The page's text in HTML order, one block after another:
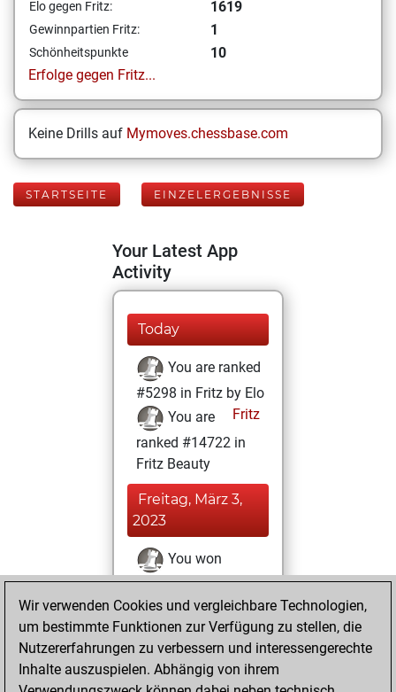
Elo gegen Fritz: 1619
Gewinnpartien Fritz: 1
Schönheitspunkte
10
Erfolge gegen Fritz...
Keine Drills auf Mymoves.chessbase.com
STARTSEITE EINZELERGEBNISSE
Your Latest App
Activity
Today
You are ranked
#5298 in Fritz by Elo
Fritz
You are
ranked #14722 in
Fritz Beauty
Freitag, März 3,
2023
You won
against Fritz
Fritz
You achieved a
BeautyScore of 10
You achieved a
new Elo of 1619
Wir verwenden Cookies und vergleichbare Technologien,
um bestimmte Funktionen zur Verfügung zu stellen, die
Nutzererfahrungen zu verbessern und interessengerechte
Inhalte auszuspielen. Abhängig von ihrem